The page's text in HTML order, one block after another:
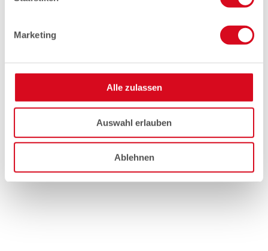
Marketing
Alle zulassen
Auswahl erlauben
Ablehnen